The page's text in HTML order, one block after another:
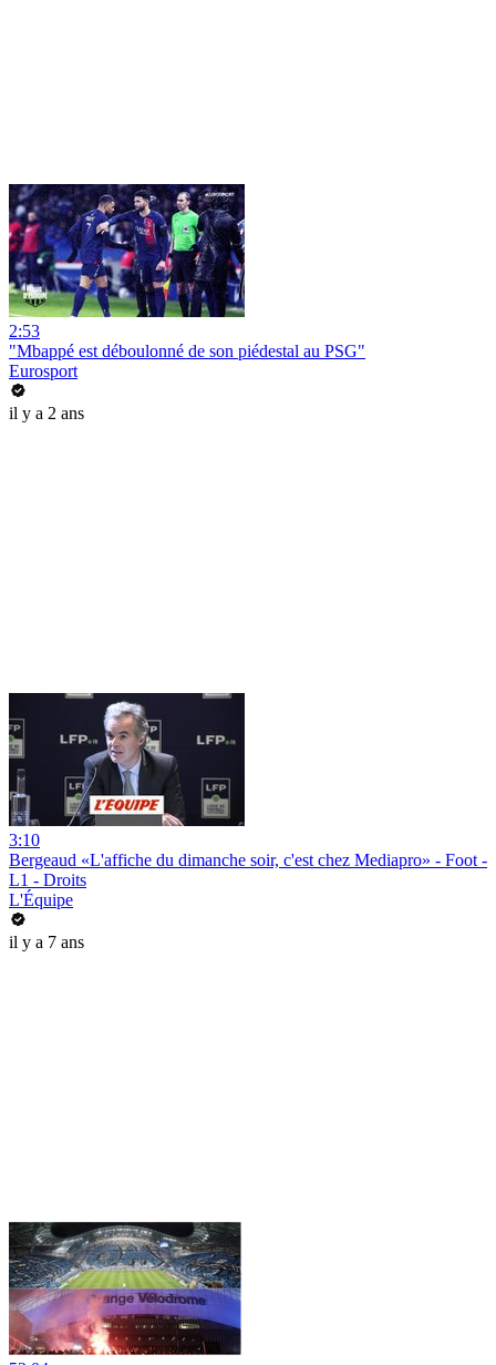
2:53
"Mbappé est déboulonné de son piédestal au PSG"
Eurosport
il y a 2 ans
3:10
Bergeaud «L'affiche du dimanche soir, c'est chez Mediapro» - Foot -
L1 - Droits
L'Équipe
il y a 7 ans